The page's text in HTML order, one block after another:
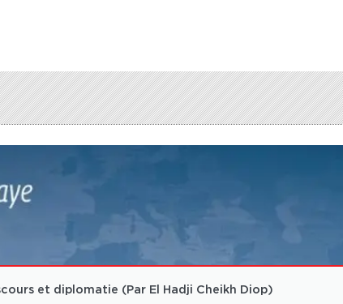
et diplomatie (Par El Hadji Cheikh Diop)